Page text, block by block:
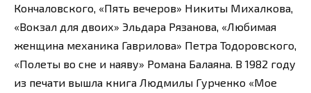
Кончаловского, «Пять вечеров» Никиты Михалкова,
«Вокзал для двоих» Эльдара Рязанова, «Любимая
женщина механика Гаврилова» Петра Тодоровского,
«Полеты во сне и наяву» Романа Балаяна. В 1982 году
из печати вышла книга Людмилы Гурченко «Мое